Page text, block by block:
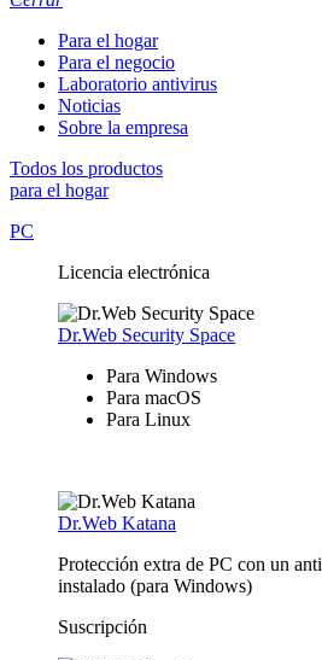
Para el hogar
Para el negocio
Laboratorio antivirus
Noticias
Sobre la empresa
Todos los productos
para el hogar
PC
Licencia electrónica
Dr.Web Security Space
Para Windows
Para macOS
Para Linux
Dr.Web Katana
Protección extra de PC con un
instalado (para Windows)
Suscripción